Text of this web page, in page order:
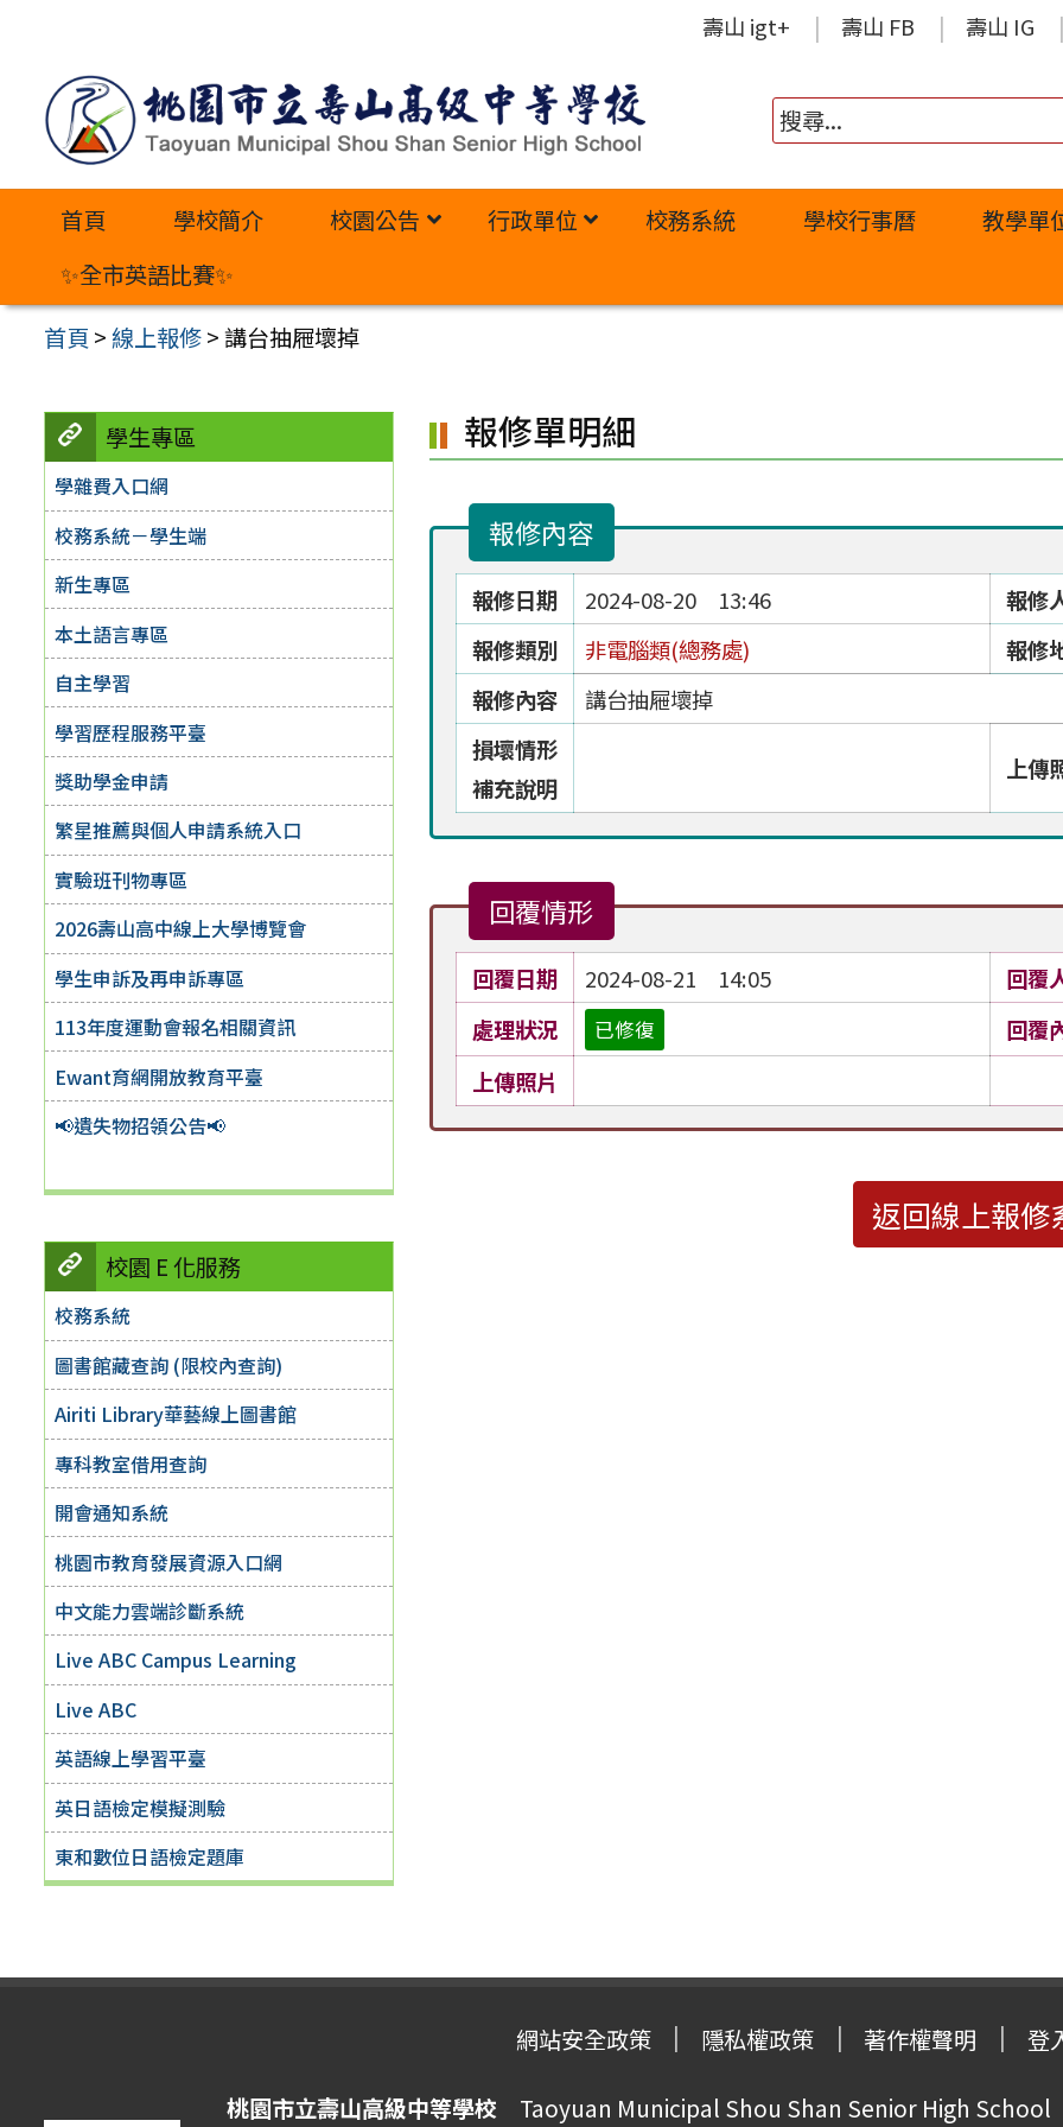
內
壽山 igt+ 壽山 FB 壽山 IG
首頁 學校簡介 校園公告 行政單位 校務系統 學校行事曆
教學單
✨全市英語比賽✨
首頁 >線上報修>講台抽屜壞掉
學生專區
學雜費入口網
校務系統－學生端
新生專區
本土語言專區
自主學習
學習歷程服務平臺
獎助學金申請
繁星推薦與個人申請系統入口
實驗班刊物專區
2026壽山高中線上大學博覽會
學生申訴及再申訴專區
113年度運動會報名相關資訊
Ewant育網開放教育平臺
📢遺失物招領公告📢
校園 E 化服務
校務系統
圖書館藏查詢 (限校內查詢)
Airiti Library華藝線上圖書館
專科教室借用查詢
開會通知系統
桃園市教育發展資源入口網
中文能力雲端診斷系統
Live ABC Campus Learning
Live ABC
英語線上學習平臺
英日語檢定模擬測驗
東和數位日語檢定題庫
報修單明細
報修內容
報修日期 2024-08-20 13:46
報修
報修類別
非電腦類(總務處)
報修
報修內容
講台抽屜壞掉
損壞情形
補充說明
上傳
回覆情形
回覆日期 2024-08-21 14:05
回覆
處理狀況
已修復
回覆
上傳照片
返回線上報修
網站安全政策 隱私權政策 著作權聲明 登
桃園市立壽山高級中等學校 Taoyuan Municipal Shou Shan Senior High School